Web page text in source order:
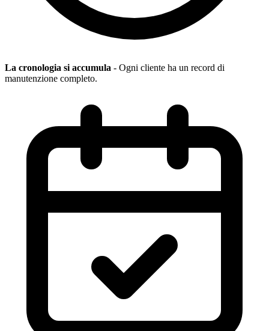
La cronologia si accumula - Ogni cliente ha un record di
manutenzione completo.